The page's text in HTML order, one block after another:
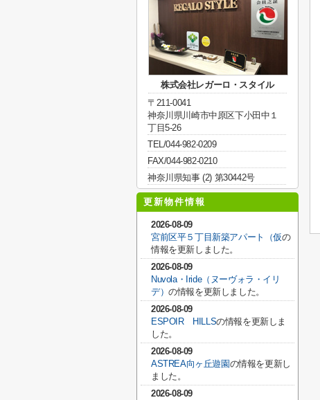
株式会社レガーロ・スタイル
〒211-0041
神奈川県川崎市中原区下小田中１
丁目5-26
TEL/044-982-0209
FAX/044-982-0210
神奈川県知事 (2) 第30442号
更新物件情報
2026-08-09
宮前区平５丁目新築アパート（仮の
情報を更新しました。
2026-08-09
Nuvola・Iride（ヌーヴォラ・イリ
デ）の情報を更新しました。
2026-08-09
ESPOIR HILLSの情報を更新しま
した。
2026-08-09
ASTREA向ヶ丘遊園の情報を更新し
ました。
2026-08-09